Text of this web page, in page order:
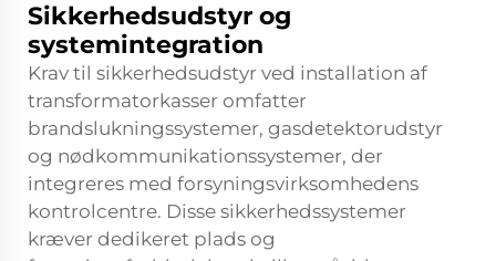
Sikkerhedsudstyr og
systemintegration
Krav til sikkerhedsudstyr ved installation af
transformatorkasser omfatter
brandslukningssystemer, gasdetektorudstyr
og nødkommunikationssystemer, der
integreres med forsyningsvirksomhedens
kontrolcentre. Disse sikkerhedssystemer
kræver dedikeret plads og